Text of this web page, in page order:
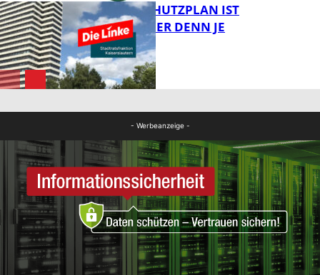
FB Gesundheit
EIN HITZESCHUTZPLAN IST
NOTWENDIGER DENN JE
- Werbeanzeige -